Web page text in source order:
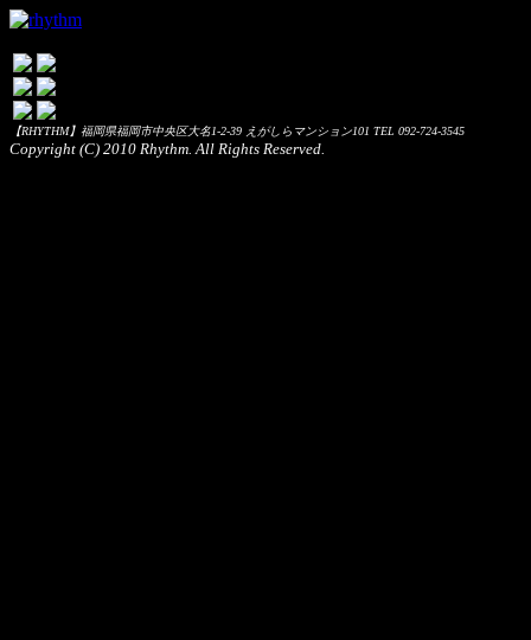
【RHYTHM】福岡県福岡市中央区大名1-2-39 えがしらマンション101 TEL 092-724-3545
Copyright (C) 2010 Rhythm. All Rights Reserved.